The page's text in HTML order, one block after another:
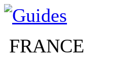
FRANCE